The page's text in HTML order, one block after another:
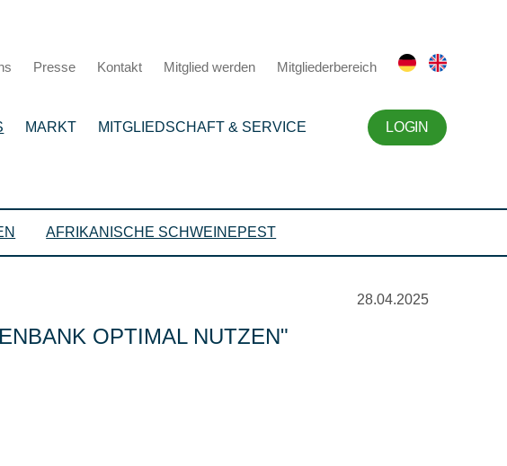
Presse Kontakt Mitglied werden Mitgliederbereich
MARKT MITGLIEDSCHAFT & SERVICE LOGIN
AFRIKANISCHE SCHWEINEPEST
28.04.2025
OPTIMAL NUTZEN